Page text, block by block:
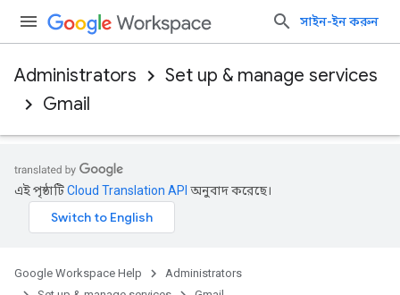
সাইন-ইন করুন
Administrators
Set up & manage services
Gmail
এই পৃষ্ঠাটিCloud Translation API অনুবাদ করেছে।
Google Workspace Help
Administrators